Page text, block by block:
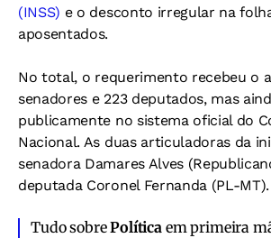
(INSS) e o desconto irregular na
aposentados.
No total, o requerimento recebeu o
senadores e 223 deputados, mas
publicamente no sistema oficial do
Nacional. As duas articuladoras da
senadora Damares Alves
deputada Coronel Fernanda (PL-MT).
Tudo sobrePolítica em primeira